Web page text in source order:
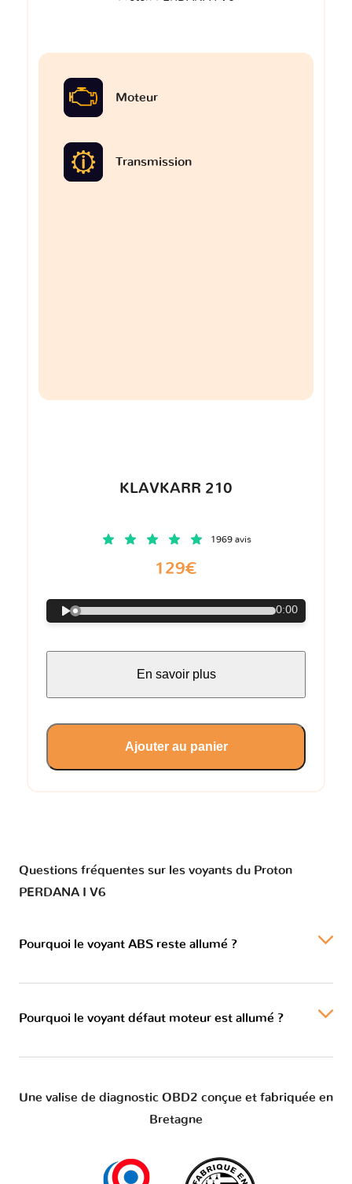
Moteur
Transmission
KLAVKARR 210
1969 avis
129€
0:00
En savoir plus
Ajouter au panier
Questions fréquentes sur les voyants du Proton
PERDANA I V6
Pourquoi le voyant ABS reste allumé ?
Pourquoi le voyant défaut moteur est allumé ?
Une valise de diagnostic OBD2 conçue et fabriquée en
Bretagne